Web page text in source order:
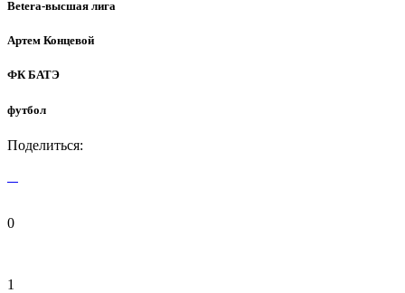
Betera-высшая лига
Артем Концевой
ФК БАТЭ
футбол
Поделиться:
0
1